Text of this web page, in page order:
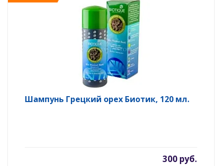
Шампунь Грецкий орех Биотик, 120 мл.
300 руб.